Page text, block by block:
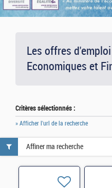
Les offres
Economiques et
Critères sélectionnés :
» Afficher l'url de la recherche
Affiner ma recherche